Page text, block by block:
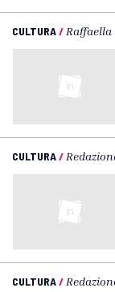
CULTURA/
CULTURA/
CULTURA/